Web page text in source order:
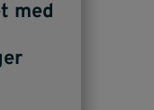
med